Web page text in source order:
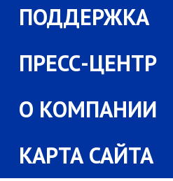
ПОДДЕРЖКА
ПРЕСС-ЦЕНТР
О КОМПАНИИ
КАРТА САЙТА